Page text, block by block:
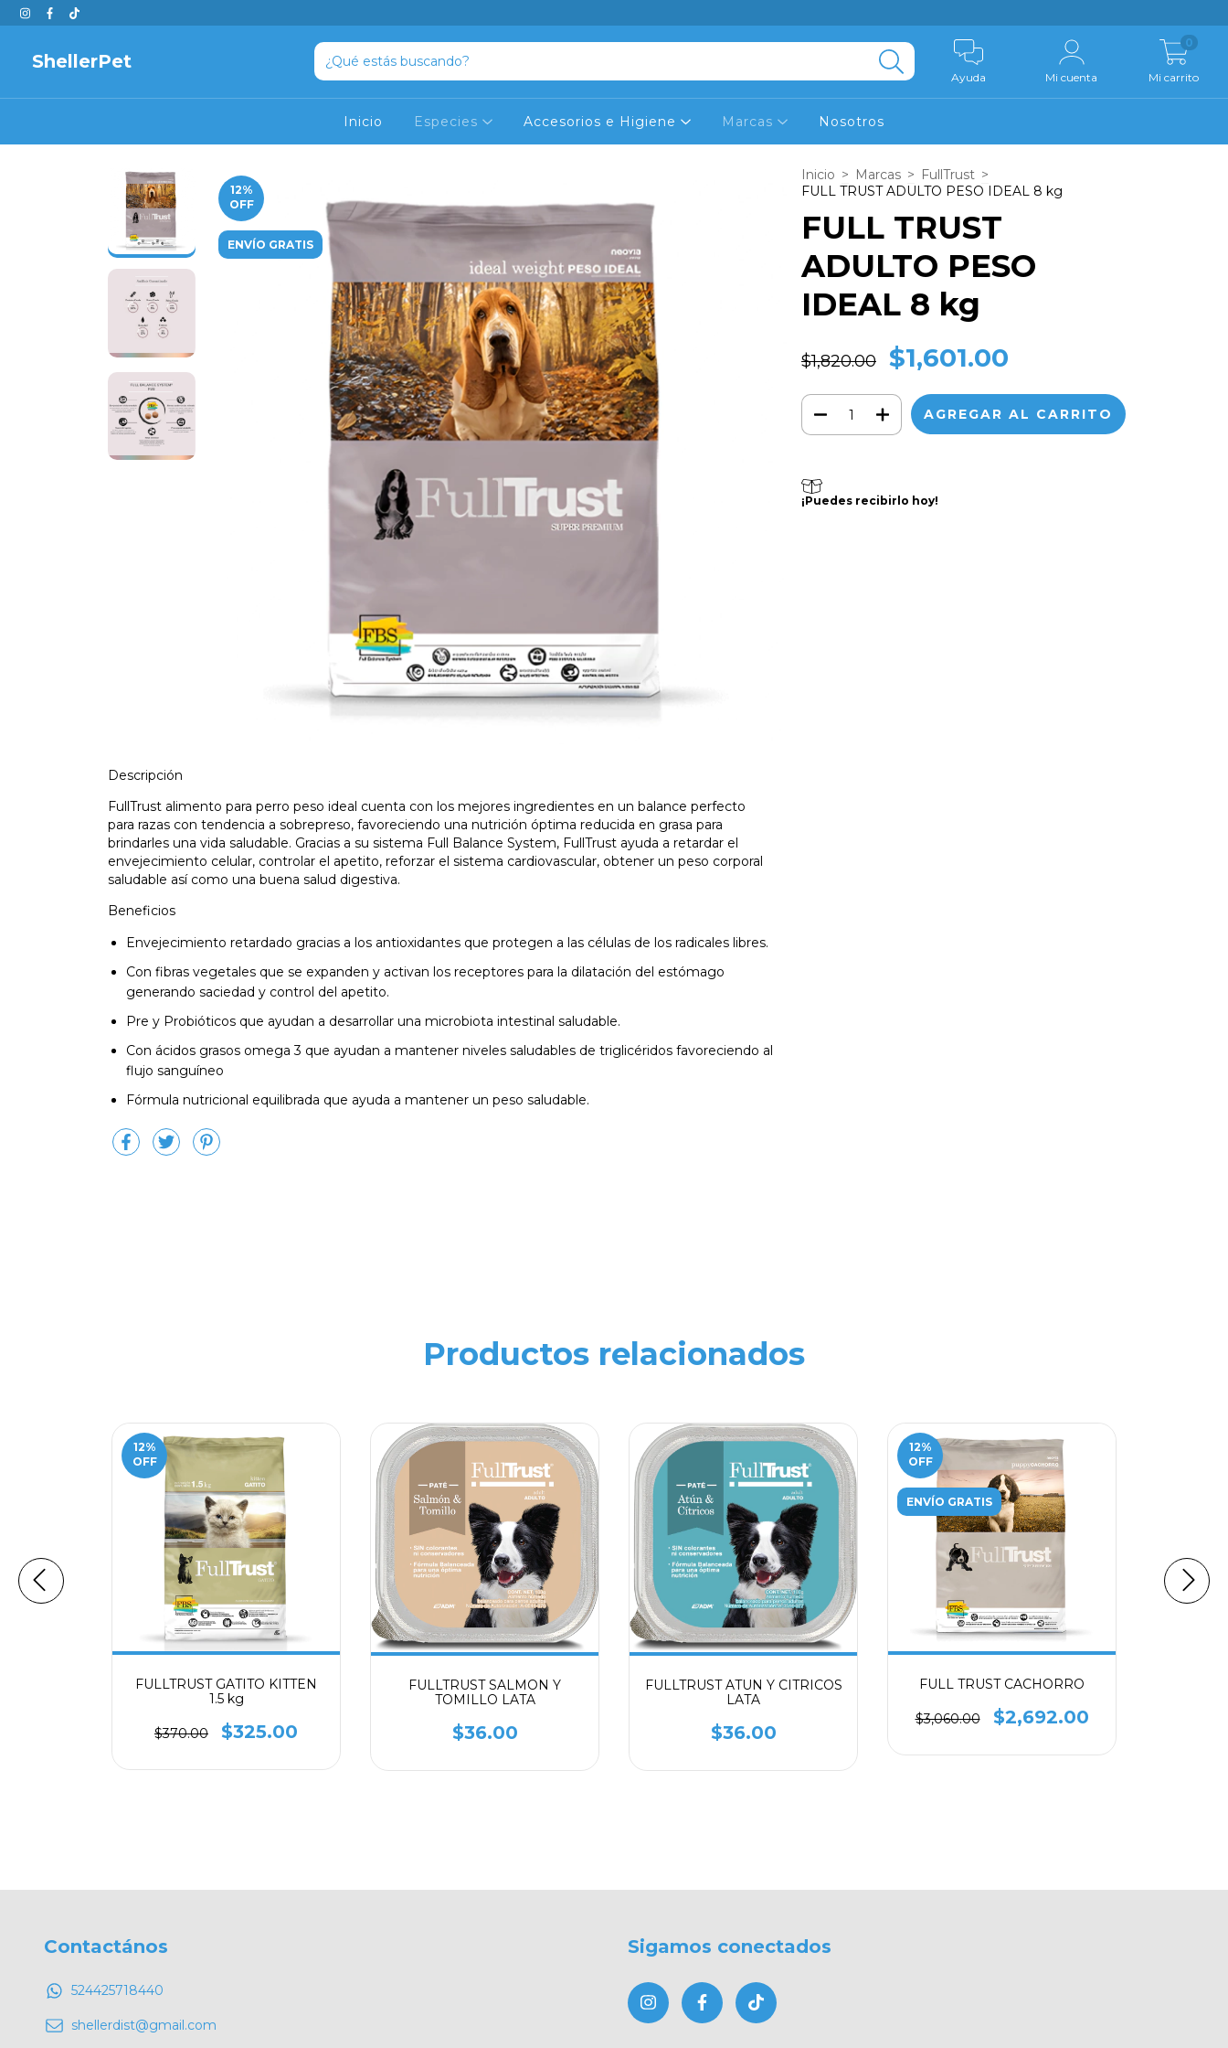
ShellerPet
Ayuda Mi cuenta Mi carrito
0
Inicio Especies Accesorios e Higiene Marcas Nosotros
12%
OFF
ENVÍO GRATIS
Descripción
FullTrust alimento para perro peso ideal cuenta con los mejores ingredientes en un balance perfecto
para razas con tendencia a sobrepreso, favoreciendo una nutrición óptima reducida en grasa para
brindarles una vida saludable. Gracias a su sistema Full Balance System, FullTrust ayuda a retardar el
envejecimiento celular, controlar el apetito, reforzar el sistema cardiovascular, obtener un peso corporal
saludable así como una buena salud digestiva.
Beneficios
Envejecimiento retardado gracias a los antioxidantes que protegen a las células de los radicales libres.
Con fibras vegetales que se expanden y activan los receptores para la dilatación del estómago
generando saciedad y control del apetito.
Pre y Probióticos que ayudan a desarrollar una microbiota intestinal saludable.
Con ácidos grasos omega 3 que ayudan a mantener niveles saludables de triglicéridos favoreciendo al
flujo sanguíneo
Fórmula nutricional equilibrada que ayuda a mantener un peso saludable.
Inicio > Marcas > FullTrust >
FULL TRUST ADULTO PESO IDEAL 8 kg
FULL TRUST
ADULTO PESO
IDEAL 8 kg
$1,820.00 $1,601.00
¡Puedes recibirlo hoy!
Productos relacionados
12%
OFF
FULLTRUST GATITO KITTEN
1.5 kg
$370.00 $325.00
FULLTRUST SALMON Y
TOMILLO LATA
$36.00
FULLTRUST ATUN Y CITRICOS
LATA
$36.00
12%
OFF
ENVÍO GRATIS
FULL TRUST CACHORRO
$3,060.00 $2,692.00
Contactános
524425718440
shellerdist@gmail.com
Sigamos conectados